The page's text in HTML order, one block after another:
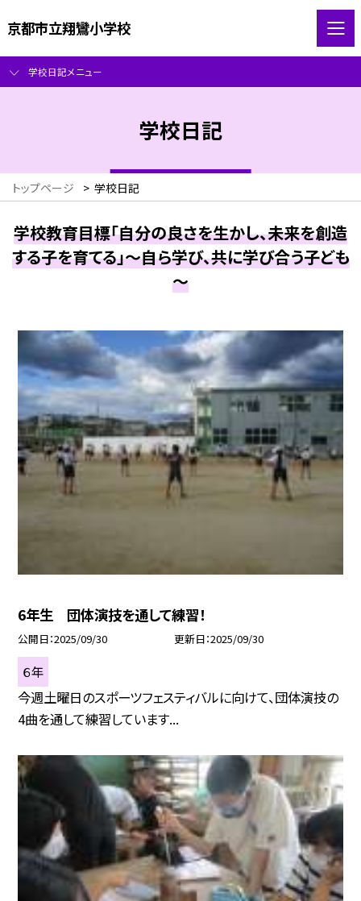
京都市立翔鸞小学校
学校日記メニュー
学校日記
トップページ > 学校日記
学校教育目標「自分の良さを生かし、未来を創造
する子を育てる」～自ら学び、共に学び合う子ども
～
6年生 団体演技を通して練習！
公開日 2025/09/30 更新日 2025/09/30
６年
今週土曜日のスポーツフェスティバルに向けて、団体演技の
4曲を通して練習しています...